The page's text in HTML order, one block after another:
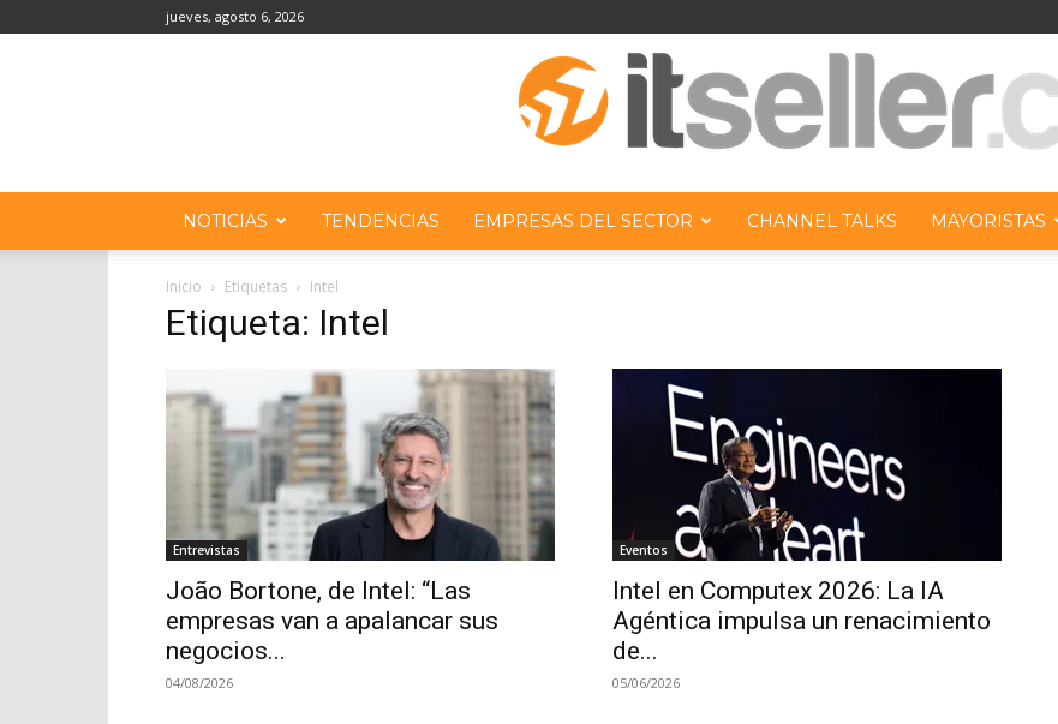
jueves, agosto 6, 2026
NOTICIAS TENDENCIAS EMPRESAS DEL SECTOR CHANNEL TALKS MAYORISTAS
Inicio Etiquetas Intel
Etiqueta: Intel
Entrevistas
João Bortone, de Intel: “Las
empresas van a apalancar sus
negocios...
04/08/2026
Eventos
Intel en Computex 2026: La IA
Agéntica impulsa un renacimiento
de...
05/06/2026